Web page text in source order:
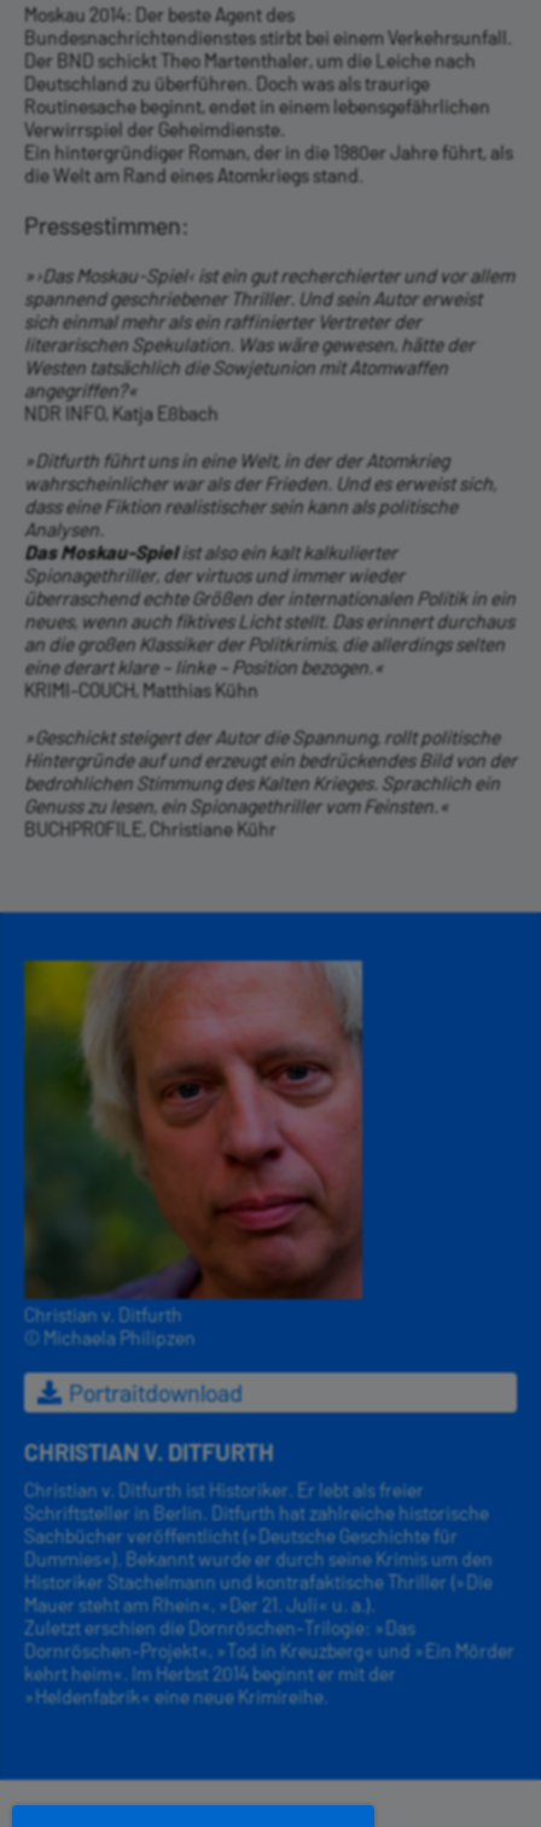
Moskau 2014: Der beste Agent des
Bundesnachrichtendienstes stirbt bei einem Verkehrsunfall.
Der BND schickt Theo Martenthaler, um die Leiche nach
Deutschland zu überführen. Doch was als traurige
Routinesache beginnt, endet in einem lebensgefährlichen
Verwirrspiel der Geheimdienste.
Ein hintergründiger Roman, der in die 1980er Jahre führt, als
die Welt am Rand eines Atomkriegs stand.
Pressestimmen:
»›Das Moskau-Spiel‹ ist ein gut recherchierter und vor allem
spannend geschriebener Thriller. Und sein Autor erweist
sich einmal mehr als ein raffinierter Vertreter der
literarischen Spekulation. Was wäre gewesen, hätte der
Westen tatsächlich die Sowjetunion mit Atomwaffen
angegriffen?«
NDR INFO, Katja Eßbach
»Ditfurth führt uns in eine Welt, in der der Atomkrieg
wahrscheinlicher war als der Frieden. Und es erweist sich,
dass eine Fiktion realistischer sein kann als politische
Analysen.
Das Moskau-Spielist also ein kalt kalkulierter
Spionagethriller, der virtuos und immer wieder
überraschend echte Größen der internationalen Politik in ein
neues, wenn auch fiktives Licht stellt. Das erinnert durchaus
an die großen Klassiker der Politkrimis, die allerdings selten
eine derart klare – linke – Position bezogen.«
KRIMI-COUCH, Matthias Kühn
»Geschickt steigert der Autor die Spannung, rollt politische
Hintergründe auf und erzeugt ein bedrückendes Bild von der
bedrohlichen Stimmung des Kalten Krieges. Sprachlich ein
Genuss zu lesen, ein Spionagethriller vom Feinsten.«
BUCHPROFILE, Christiane Kühr
Christian v. Ditfurth
© Michaela Philipzen
Portraitdownload
CHRISTIAN V. DITFURTH
Christian v. Ditfurth ist Historiker. Er lebt als freier
Schriftsteller in Berlin. Ditfurth hat zahlreiche historische
Sachbücher veröffentlicht (»Deutsche Geschichte für
Dummies«). Bekannt wurde er durch seine Krimis um den
Historiker Stachelmann und kontrafaktische Thriller (»Die
Mauer steht am Rhein«, »Der 21. Juli« u. a.).
Zuletzt erschien die Dornröschen-Trilogie: »Das
Dornröschen-Projekt«, »Tod in Kreuzberg« und »Ein Mörder
kehrt heim«. Im Herbst 2014 beginnt er mit der
»Heldenfabrik« eine neue Krimireihe.